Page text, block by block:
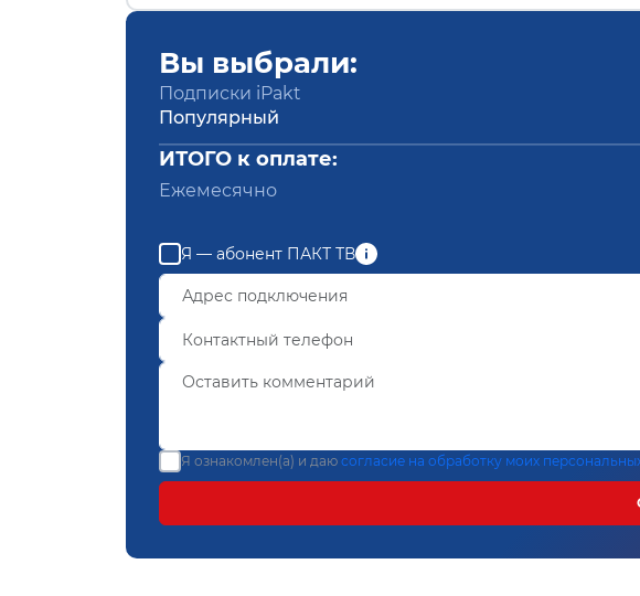
Вы выбрали:
Подписки iPakt
Популярный
ИТОГО к оплате:
Ежемесячно
Я — абонент ПАКТ ТВ
Я ознакомлен(а) и даю согласие на обработку моих